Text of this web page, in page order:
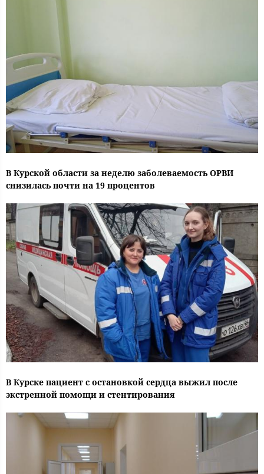
В Курской области за неделю заболеваемость ОРВИ
снизилась почти на 19 процентов
В Курске пациент с остановкой сердца выжил после
экстренной помощи и стентирования